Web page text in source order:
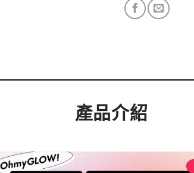
產品介紹